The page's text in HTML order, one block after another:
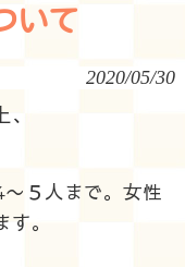
いて
2020/05/30
５人まで。女性
。